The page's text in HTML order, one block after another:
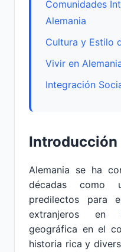
Comunidades
Alemania
Cultura y Estilo
Vivir en
Integración
Introducción
Alemania se ha
décadas como
predilectos para
extranjeros en
geográfica en el
historia rica y